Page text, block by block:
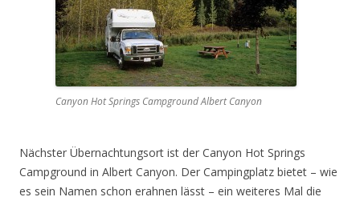
Canyon Hot Springs Campground Albert Canyon
Nächster Übernachtungsort ist der Canyon Hot Springs
Campground in Albert Canyon. Der Campingplatz bietet – wie
es sein Namen schon erahnen lässt – ein weiteres Mal die